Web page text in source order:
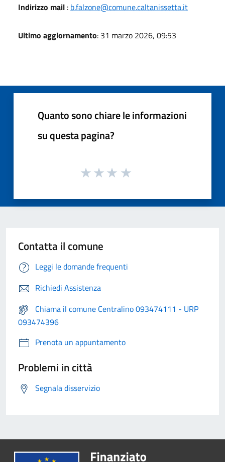
Indirizzo mail : b.falzone@comune.caltanissetta.it
Ultimo aggiornamento: 31 marzo 2026, 09:53
Quanto sono chiare le informazioni
su questa pagina?
Contatta il comune
Leggi le domande frequenti
Richiedi Assistenza
Chiama il comune Centralino 093474111 - URP
093474396
Prenota un appuntamento
Problemi in città
Segnala disservizio